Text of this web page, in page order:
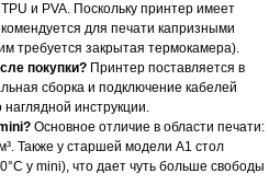
и PVA. Поскольку принтер имеет
для печати капризными
требуется закрытая термокамера).
покупки? Принтер поставляется в
сборка и подключение кабелей
инструкции.
Основное отличие в области печати:
Также у старшей модели A1 стол
у mini), что дает чуть больше свободы